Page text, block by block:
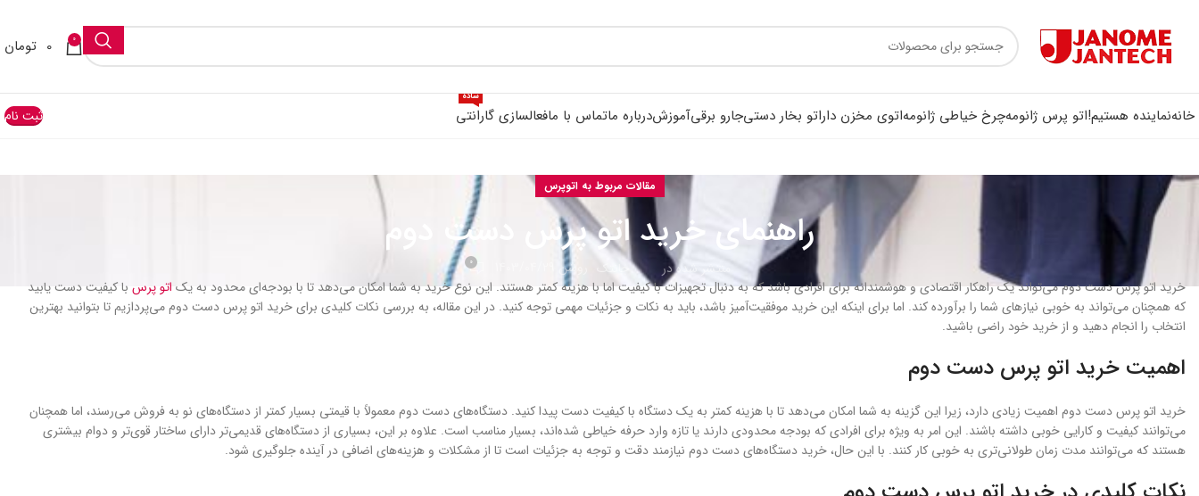
0
0 تومان
خانهنماینده هستیم!اتو پرس ژانومهچرخ خیاطی ژانومهاتوی مخزن داراتو بخار دستیجارو برقیآموزشدرباره ماتماس با مافعالسازی گارانتی
ساده
ثبت نام
مقالات مربوط به اتوپرس
راهنمای خرید اتو پرس دست دوم
منتشر شده در جانتک روشن 1403/04/29 0
خرید اتو پرس دست دوم می‌تواند یک راهکار اقتصادی و هوشمندانه برای افرادی باشد که به دنبال تجهیزات با کیفیت اما با هزینه کمتر هستند. این نوع خرید به شما امکان می‌دهد تا با بودجه‌ای محدود به یک اتو پرس با کیفیت دست یابید
که همچنان می‌تواند به خوبی نیازهای شما را برآورده کند. اما برای اینکه این خرید موفقیت‌آمیز باشد، باید به نکات و جزئیات مهمی توجه کنید. در این مقاله، به بررسی نکات کلیدی برای خرید اتو پرس دست دوم می‌پردازیم تا بتوانید بهترین
انتخاب را انجام دهید و از خرید خود راضی باشید.
اهمیت خرید اتو پرس دست دوم
خرید اتو پرس دست دوم اهمیت زیادی دارد، زیرا این گزینه به شما امکان می‌دهد تا با هزینه کمتر به یک دستگاه با کیفیت دست پیدا کنید. دستگاه‌های دست دوم معمولاً با قیمتی بسیار کمتر از دستگاه‌های نو به فروش می‌رسند، اما همچنان
می‌توانند کیفیت و کارایی خوبی داشته باشند. این امر به ویژه برای افرادی که بودجه محدودی دارند یا تازه وارد حرفه خیاطی شده‌اند، بسیار مناسب است. علاوه بر این، بسیاری از دستگاه‌های قدیمی‌تر دارای ساختار قوی‌تر و دوام بیشتری
هستند که می‌توانند مدت زمان طولانی‌تری به خوبی کار کنند. با این حال، خرید دستگاه‌های دست دوم نیازمند دقت و توجه به جزئیات است تا از مشکلات و هزینه‌های اضافی در آینده جلوگیری شود.